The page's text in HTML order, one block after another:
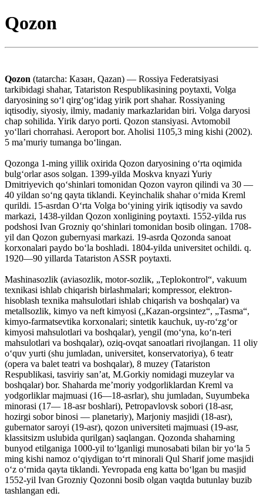
Qozon
Qozon (tatarcha: Казан, Qazan) — Rossiya Federatsiyasi
tarkibidagi shahar, Tatariston Respublikasining poytaxti, Volga
daryosining soʻl qirgʻogʻidag yirik port shahar. Rossiyaning
iqtisodiy, siyosiy, ilmiy, madaniy markazlaridan biri. Volga daryosi
chap sohilida. Yirik daryo porti. Qozon stansiyasi. Avtomobil
yoʻllari chorrahasi. Aeroport bor. Aholisi 1105,3 ming kishi (2002).
5 maʼmuriy tumanga boʻlingan.
Qozonga 1-ming yillik oxirida Qozon daryosining oʻrta oqimida
bulgʻorlar asos solgan. 1399-yilda Moskva knyazi Yuriy
Dmitriyevich qoʻshinlari tomonidan Qozon vayron qilindi va 30 —
40 yildan soʻng qayta tiklandi. Keyinchalik shahar oʻrnida Kreml
qurildi. 15-asrdan Oʻrta Volga boʻyining yirik iqtisodiy va savdo
markazi, 1438-yildan Qozon xonligining poytaxti. 1552-yilda rus
podshosi Ivan Grozniy qoʻshinlari tomonidan bosib olingan. 1708-
yil dan Qozon gubernyasi markazi. 19-asrda Qozonda sanoat
korxonalari paydo boʻla boshladi. 1804-yilda universitet ochildi. q.
1920—90 yillarda Tatariston ASSR poytaxti.
Mashinasozlik (aviasozlik, motor-sozlik, „Teplokontrol“, vakuum
texnikasi ishlab chiqarish birlashmalari; kompressor, elektron-
hisoblash texnika mahsulotlari ishlab chiqarish va boshqalar) va
metallsozlik, kimyo va neft kimyosi („Kazan-orgsintez“, „Tasma“,
kimyo-farmatsevtika korxonalari; sintetik kauchuk, uy-roʻzgʻor
kimyosi mahsulotlari va boshqalar), yengil (moʻyna, koʻn-teri
mahsulotlari va boshqalar), oziq-ovqat sanoatlari rivojlangan. 11 oliy
oʻquv yurti (shu jumladan, universitet, konservatoriya), 6 teatr
(opera va balet teatri va boshqalar), 8 muzey (Tatariston
Respublikasi, tasviriy sanʼat, M.Gorkiy nomidagi muzeylar va
boshqalar) bor. Shaharda meʼmoriy yodgorliklardan Kreml va
yodgorliklar majmuasi (16—18-asrlar), shu jumladan, Suyumbeka
minorasi (17— 18-asr boshlari), Petropavlovsk sobori (18-asr,
hozirgi sobor binosi — planetariy), Marjoniy masjidi (18-asr),
gubernator saroyi (19-asr), qozon universiteti majmuasi (19-asr,
klassitsizm uslubida qurilgan) saqlangan. Qozonda shaharning
bunyod etilganiga 1000-yil toʻlganligi munosabati bilan bir yoʻla 5
ming kishi namoz oʻqiydigan toʻrt minorali Qul Sharif jome masjidi
oʻz oʻrnida qayta tiklandi. Yevropada eng katta boʻlgan bu masjid
1552-yil Ivan Grozniy Qozonni bosib olgan vaqtda butunlay buzib
tashlangan edi.